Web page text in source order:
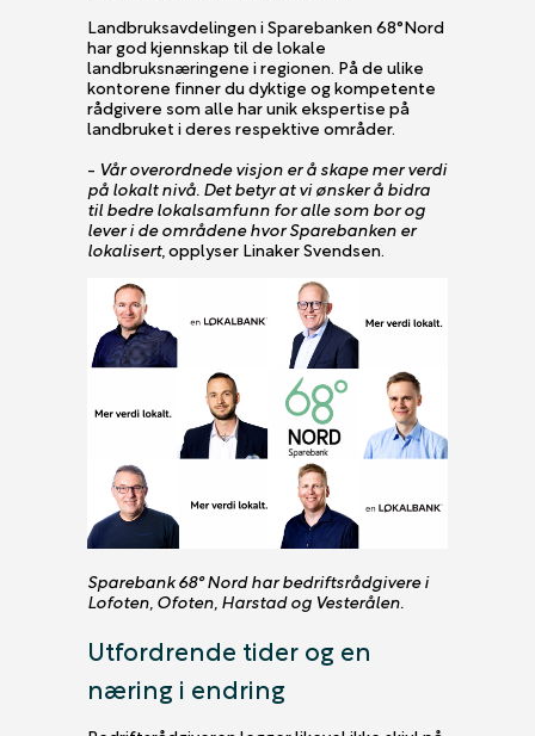
Landbruksavdelingen i Sparebanken 68°Nord
har god kjennskap til de lokale
landbruksnæringene i regionen. På de ulike
kontorene finner du dyktige og kompetente
rådgivere som alle har unik ekspertise på
landbruket i deres respektive områder.
- Vår overordnede visjon er å skape mer verdi
på lokalt nivå. Det betyr at vi ønsker å bidra
til bedre lokalsamfunn for alle som bor og
lever i de områdene hvor Sparebanken er
lokalisert, opplyser Linaker Svendsen.
Sparebank 68° Nord har bedriftsrådgivere i
Lofoten, Ofoten, Harstad og Vesterålen.
Utfordrende tider og en
næring i endring